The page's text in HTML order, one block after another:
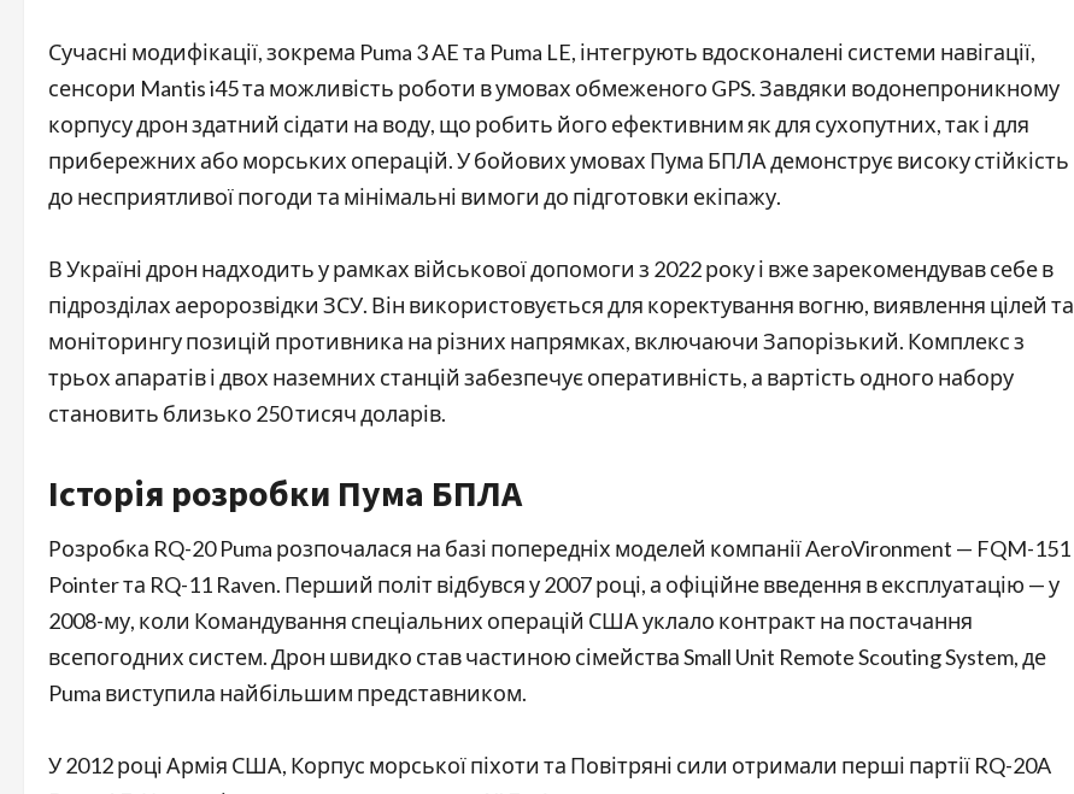
Сучасні модифікації, зокрема Puma 3 AE та Puma LE, інтегрують вдосконалені системи навігації,
сенсори Mantis i45 та можливість роботи в умовах обмеженого GPS. Завдяки водонепроникному
корпусу дрон здатний сідати на воду, що робить його ефективним як для сухопутних, так і для
прибережних або морських операцій. У бойових умовах Пума БПЛА демонструє високу стійкість
до несприятливої погоди та мінімальні вимоги до підготовки екіпажу.
В Україні дрон надходить у рамках військової допомоги з 2022 року і вже зарекомендував себе в
підрозділах аеророзвідки ЗСУ. Він використовується для коректування вогню, виявлення цілей та
моніторингу позицій противника на різних напрямках, включаючи Запорізький. Комплекс з
трьох апаратів і двох наземних станцій забезпечує оперативність, а вартість одного набору
становить близько 250 тисяч доларів.
Історія розробки Пума БПЛА
Розробка RQ-20 Puma розпочалася на базі попередніх моделей компанії AeroVironment — FQM-151
Pointer та RQ-11 Raven. Перший політ відбувся у 2007 році, а офіційне введення в експлуатацію — у
2008-му, коли Командування спеціальних операцій США уклало контракт на постачання
всепогодних систем. Дрон швидко став частиною сімейства Small Unit Remote Scouting System, де
Puma виступила найбільшим представником.
У 2012 році Армія США, Корпус морської піхоти та Повітряні сили отримали перші партії RQ-20A